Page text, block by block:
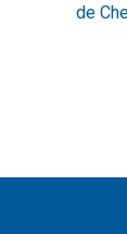
de